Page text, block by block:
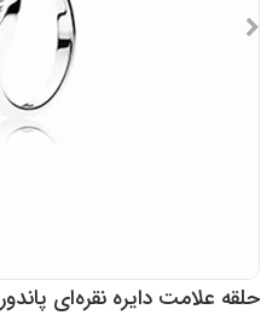
حلقه علامت دایره نقره‌ای